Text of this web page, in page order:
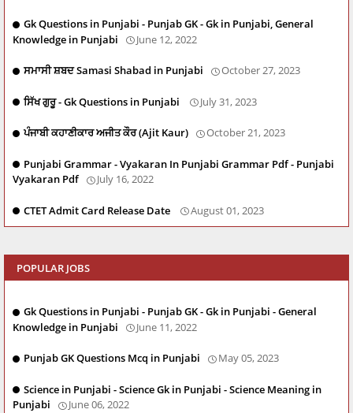
Gk Questions in Punjabi - Punjab GK - Gk in Punjabi, General
Knowledge in Punjabi
June 12, 2022
ਸਮਾਸੀ ਸ਼ਬਦ Samasi Shabad in Punjabi October 27, 2023
ਸਿੱਖ ਗੁਰੂ - Gk Questions in Punjabi July 31, 2023
ਪੰਜਾਬੀ ਕਹਾਣੀਕਾਰ ਅਜੀਤ ਕੌਰ (Ajit Kaur) October 21, 2023
Punjabi Grammar - Vyakaran In Punjabi Grammar Pdf - Punjabi
Vyakaran Pdf
July 16, 2022
CTET Admit Card Release Date August 01, 2023
POPULAR JOBS
Gk Questions in Punjabi - Punjab GK - Gk in Punjabi - General
Knowledge in Punjabi
June 11, 2022
Punjab GK Questions Mcq in Punjabi May 05, 2023
Science in Punjabi - Science Gk in Punjabi - Science Meaning in
Punjabi
June 06, 2022